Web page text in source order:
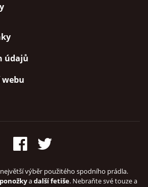
údajů
výběr použitého spodního prádla.
ponožkyadalší fetiše. Nebraňte své touze a